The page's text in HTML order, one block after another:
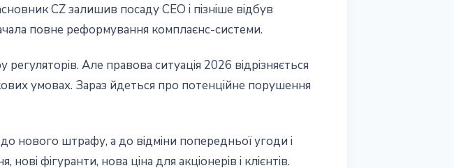
CZ залишив посаду CEO і пізніше відбув
повне реформування комплаєнс-системи.
Але правова ситуація 2026 відрізняється
умовах. Зараз йдеться про потенційне порушення
штрафу, а до відміни попередньої угоди і
фігуранти, нова ціна для акціонерів і клієнтів.